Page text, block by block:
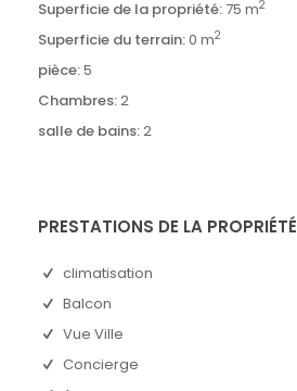
Superficie de la propriété:75 m2
Superficie du terrain:0 m2
pièce:5
Chambres:2
salle de bains:2
PRESTATIONS DE LA PROPRIÉTÉ
climatisation
Balcon
Vue Ville
Concierge